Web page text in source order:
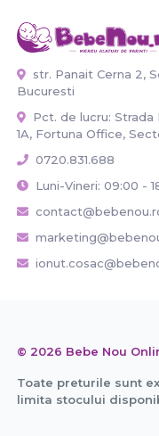
str. Panait Cerna 2,
Bucuresti
Pct. de lucru: Strada
1A, Fortuna Office,
0720.831.688
Luni-Vineri: 09:00 -
© 2026 Bebe Nou
Toate preturile sunt
limita stocului